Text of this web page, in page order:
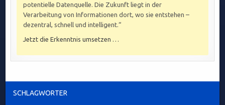
potentielle Datenquelle. Die Zukunft liegt in der
Verarbeitung von Informationen dort, wo sie entstehen –
dezentral, schnell und intelligent.“
Jetzt die Erkenntnis umsetzen …
SCHLAGWÖRTER